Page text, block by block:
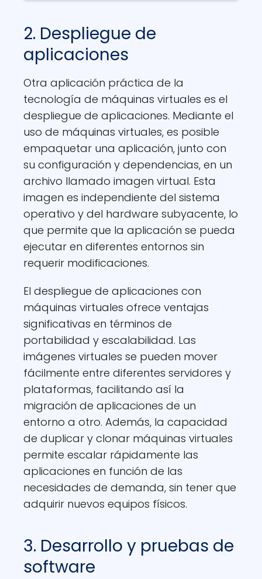
2. Despliegue de
aplicaciones
Otra aplicación práctica de la
tecnología de máquinas virtuales es el
despliegue de aplicaciones. Mediante el
uso de máquinas virtuales, es posible
empaquetar una aplicación, junto con
su configuración y dependencias, en un
archivo llamado imagen virtual. Esta
imagen es independiente del sistema
operativo y del hardware subyacente, lo
que permite que la aplicación se pueda
ejecutar en diferentes entornos sin
requerir modificaciones.
El despliegue de aplicaciones con
máquinas virtuales ofrece ventajas
significativas en términos de
portabilidad y escalabilidad. Las
imágenes virtuales se pueden mover
fácilmente entre diferentes servidores y
plataformas, facilitando así la
migración de aplicaciones de un
entorno a otro. Además, la capacidad
de duplicar y clonar máquinas virtuales
permite escalar rápidamente las
aplicaciones en función de las
necesidades de demanda, sin tener que
adquirir nuevos equipos físicos.
3. Desarrollo y pruebas de
software